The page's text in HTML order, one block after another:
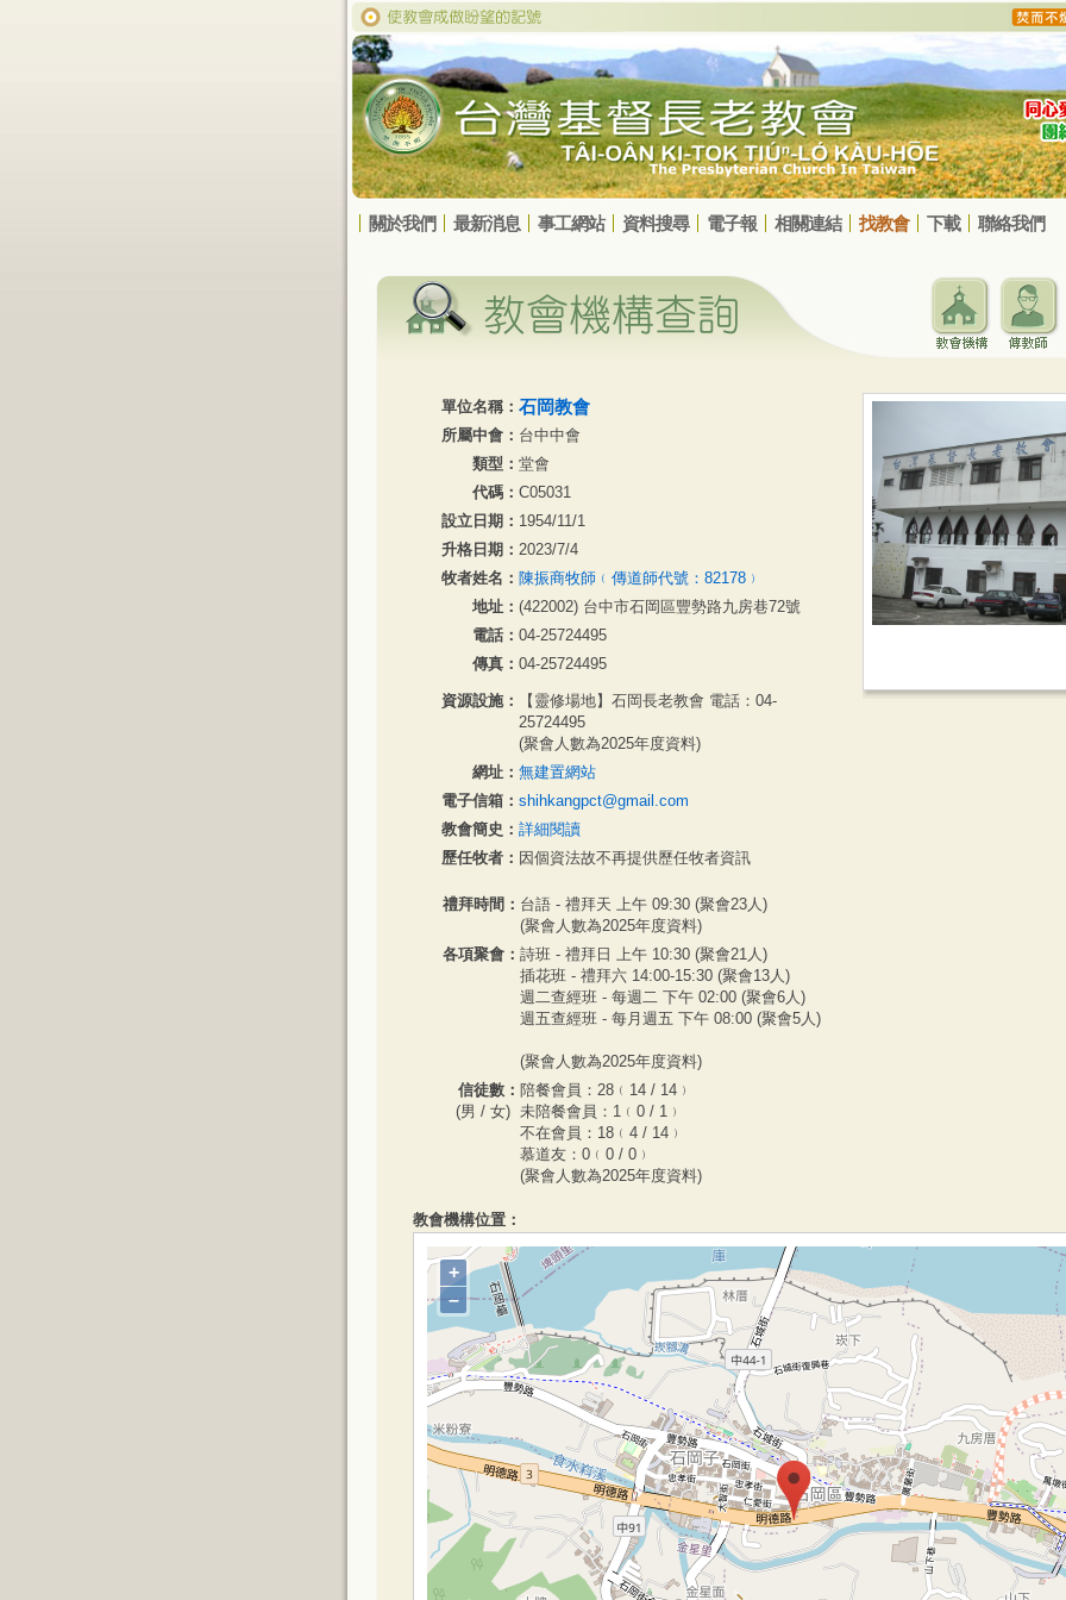
關於我們 最新消息 事工網站 資料搜尋 電子報 相關連結 找教會 下載 聯絡我們
單位名稱： 石岡教會
所屬中會： 台中中會
類型： 堂會
代碼： C05031
設立日期： 1954/11/1
升格日期： 2023/7/4
牧者姓名： 陳振商牧師﹙傳道師代號：82178﹚
地址： (422002) 台中市石岡區豐勢路九房巷72號
電話： 04-25724495
傳真： 04-25724495
資源設施：
【靈修場地】石岡長老教會 電話：04-
25724495
(聚會人數為2025年度資料)
網址： 無建置網站
電子信箱： shihkangpct@gmail.com
教會簡史： 詳細閱讀
歷任牧者： 因個資法故不再提供歷任牧者資訊
禮拜時間： 台語 - 禮拜天 上午 09:30 (聚會23人)
(聚會人數為2025年度資料)
各項聚會： 詩班 - 禮拜日 上午 10:30 (聚會21人)
插花班 - 禮拜六 14:00-15:30 (聚會13人)
週二查經班 - 每週二 下午 02:00 (聚會6人)
週五查經班 - 每月週五 下午 08:00 (聚會5人)
(聚會人數為2025年度資料)
信徒數：
(男 / 女)
陪餐會員：28﹙14 / 14﹚
未陪餐會員：1﹙0 / 1﹚
不在會員：18﹙4 / 14﹚
慕道友：0﹙0 / 0﹚
(聚會人數為2025年度資料)
教會機構位置：